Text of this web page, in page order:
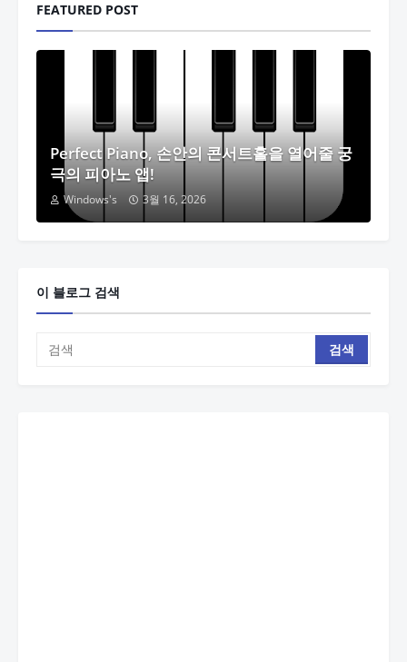
FEATURED POST
Perfect Piano, 손안의 콘서트홀을 열어줄 궁
극의 피아노 앱!
Windows's 3월 16, 2026
이 블로그 검색